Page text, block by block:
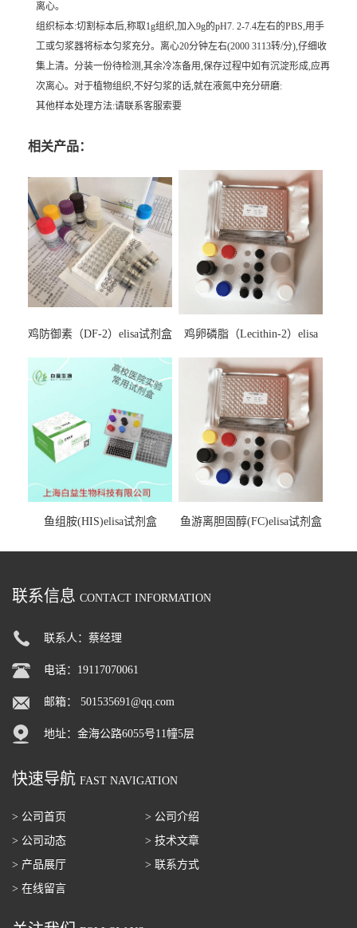
离心。
组织标本:切割标本后,称取1g组织,加入9g的pH7. 2-7.4左右的PBS,用手
工或匀浆器将标本匀浆充分。离心20分钟左右(2000 3113转/分),仔细收
集上清。分装一份待检测,其余冷冻备用,保存过程中如有沉淀形成,应再
次离心。对于植物组织,不好匀浆的话,就在液氮中充分研磨:
其他样本处理方法:请联系客服索要
相关产品：
鸡防御素（DF-2）elisa试剂盒
鸡卵磷脂（Lecithin-2）elisa
鱼组胺(HIS)elisa试剂盒 鱼游离胆固醇(FC)elisa试剂盒
联系信息 CONTACT INFORMATION
联系人：蔡经理
电话：19117070061
邮箱： 501535691@qq.com
地址：金海公路6055号11幢5层
快速导航 FAST NAVIGATION
> 公司首页
> 公司介绍
> 公司动态
> 技术文章
> 产品展厅
> 联系方式
> 在线留言